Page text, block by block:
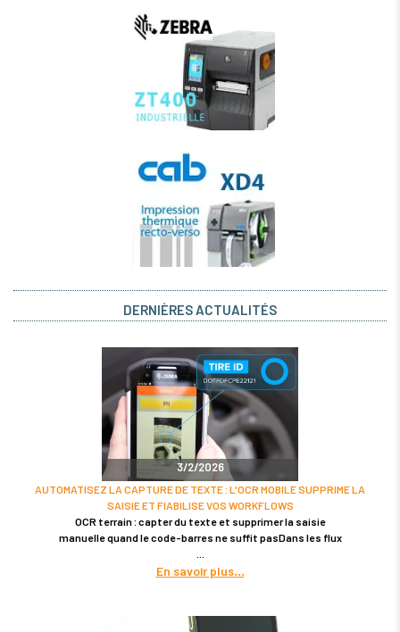
DERNIÈRES ACTUALITÉS
3/2/2026
AUTOMATISEZ LA CAPTURE DE TEXTE : L'OCR MOBILE SUPPRIME LA
SAISIE ET FIABILISE VOS WORKFLOWS
OCR terrain : capter du texte et supprimer la saisie
manuelle quand le code-barres ne suffit pasDans les flux
En savoir plus